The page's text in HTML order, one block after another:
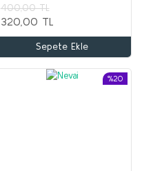
400,00 TL
320,00 TL
Sepete Ekle
%20